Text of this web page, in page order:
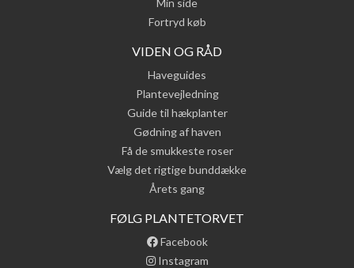
Min side
Fortryd køb
VIDEN OG RÅD
Haveguides
Plantevejledning
Guide til hækplanter
Gødning af haven
Få de smukkeste roser
Vælg det rigtige bunddække
Årets gang
FØLG PLANTETORVET
Facebook
Instagram